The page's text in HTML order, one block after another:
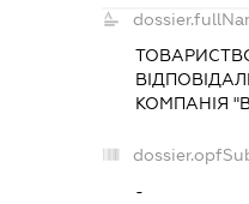
КОМПАНІЯ
-